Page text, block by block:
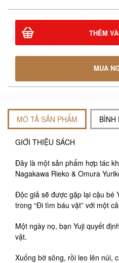
THÊM
MUA
MÔ TẢ SẢN PHẨM BÌNH
GIỚI THIỆU SÁCH
Đây là một sản phẩm hợp tác
Nagakawa Rieko & Omura
Độc giả sẽ được gặp lại cậu bé
trong “Đi tìm báu vật” với một
Một ngày nọ, bạn Yuji quyết
vật.
Xuống bờ sông, rồi leo lên núi,